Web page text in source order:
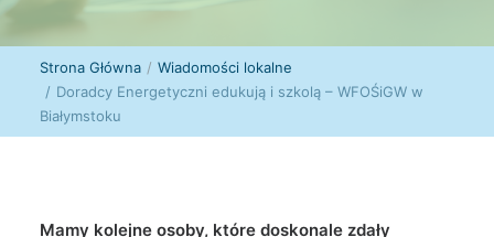
Strona Główna
Wiadomości lokalne
Doradcy Energetyczni edukują i szkolą – WFOŚiGW w
Białymstoku
Mamy kolejne osoby, które doskonale zdały